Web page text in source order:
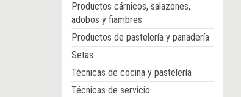
Productos cárnicos, salazones,
adobos y fiambres
Productos de pastelería y panadería
Setas
Técnicas de cocina y pastelería
Técnicas de servicio